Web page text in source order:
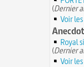
(Dernier
Voir les
Royal
(Dernier
Voir les